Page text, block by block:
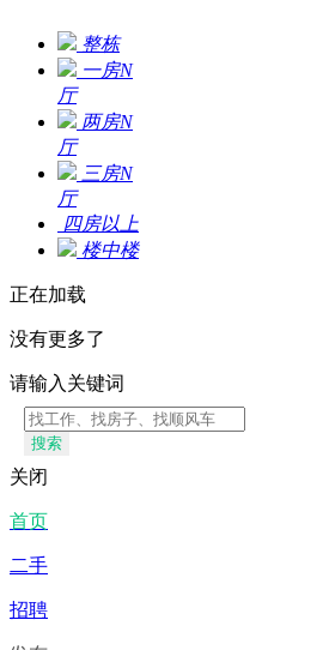
整栋
一房N
厅
两房N
厅
三房N
厅
四房以
上
请输入关键词
搜索